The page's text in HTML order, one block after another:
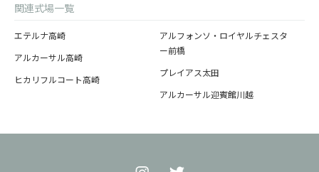
関連式場一覧
エテルナ高崎
アルカーサル高崎
ヒカリフルコート高崎
アルフォンソ・ロイヤルチェスタ
ー前橋
プレイアス太田
アルカーサル迎賓館川越